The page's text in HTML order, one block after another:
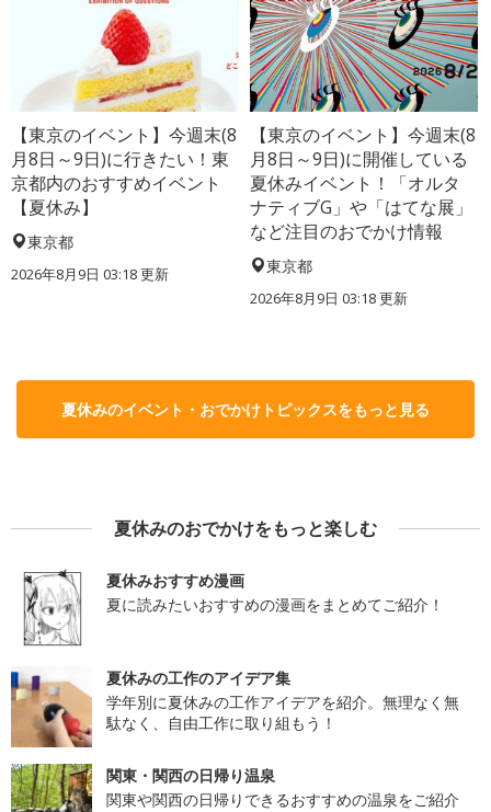
【東京のイベント】今週末(8
月8日～9日)に行きたい！東
京都内のおすすめイベント
【夏休み】
東京都
2026年8月9日 03:18更新
【東京のイベント】今週末(8
月8日～9日)に開催している
夏休みイベント！「オルタ
ナティブG」や「はてな展」
など注目のおでかけ情報
東京都
2026年8月9日 03:18更新
夏休みのイベント・おでかけトピックスをもっと見る
夏休みのおでかけをもっと楽しむ
夏休みおすすめ漫画
夏に読みたいおすすめの漫画をまとめてご紹介！
夏休みの工作のアイデア集
学年別に夏休みの工作アイデアを紹介。無理なく無
駄なく、自由工作に取り組もう！
関東・関西の日帰り温泉
関東や関西の日帰りできるおすすめの温泉をご紹介